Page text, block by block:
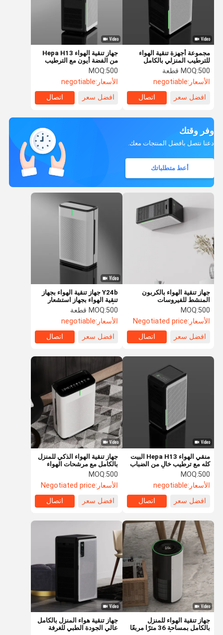
المنزل المنتجات فيديوهات حولنا
جهاز تنقية الهواء Hepa H13
من الفضة أيون مع الترطيب
MOQ:500
الأسعار:negotiable
افضل سعر
اتصال
مجموعة أجهزة تنقية الهواء
للترطيب المنزلي بالكامل
لمحرك Dust Japan Nidec-
Shibaura DC
MOQ:500 قطعة
الأسعار:negotiable
افضل سعر
اتصال
وفر وقتك
دعنا نتصل بأفضل المنتجات معك.
أعط متطلباتك
جهاز تنقية الهواء بالكربون
المنشط للفيروسات
2120.9M3 / H CADR ODM
MOQ:500
الأسعار:Negotiated price
افضل سعر
اتصال
Y24b جهاز تنقية الهواء بجهاز
تنقية الهواء بجهاز استشعار
الأتربة عالي الدقة
MOQ:500 قطعة
الأسعار:negotiable
افضل سعر
اتصال
منقي الهواء Hepa H13 البيت
كله مع ترطيب خالٍ من الضباب
MOQ:500
الأسعار:negotiable
افضل سعر
اتصال
جهاز تنقية الهواء الذكي للمنزل
بالكامل مع مرشحات الهواء
المنزلية بالبلازما
MOQ:500
الأسعار:Negotiated price
افضل سعر
اتصال
جهاز تنقية الهواء للمنزل
بالكامل بمساحة 36 مترًا مربعًا
جهاز تنقية هواء المنزل بالكامل
عالي الجودة الطبي للغرفة